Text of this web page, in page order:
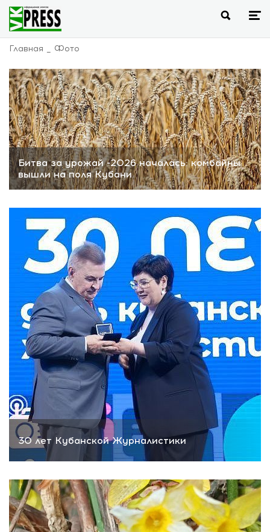
Главная Фото
Битва за урожай -2026 началась: комбайны
вышли на поля Кубани
30 лет Кубанской Журналистики